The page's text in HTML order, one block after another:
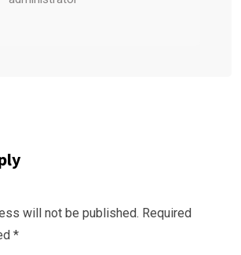
will not be published. Required
*